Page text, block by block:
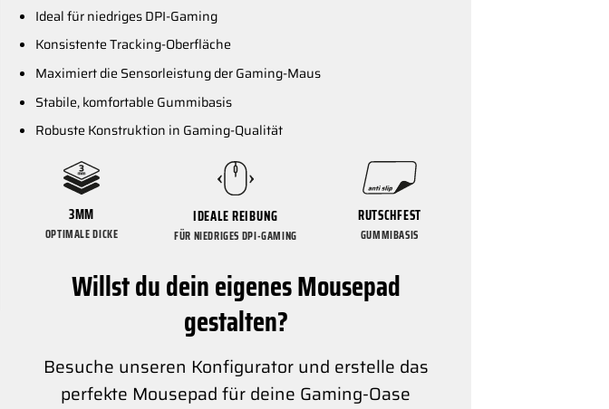
Ideal für niedriges DPI-Gaming
Konsistente Tracking-Oberfläche
Maximiert die Sensorleistung der Gaming-Maus
Stabile, komfortable Gummibasis
Robuste Konstruktion in Gaming-Qualität
3MM
OPTIMALE DICKE
IDEALE REIBUNG
FÜR NIEDRIGES DPI-GAMING
RUTSCHFEST
GUMMIBASIS
Willst du dein eigenes Mousepad
gestalten?
Besuche unseren Konfigurator und erstelle das
perfekte Mousepad für deine Gaming-Oase